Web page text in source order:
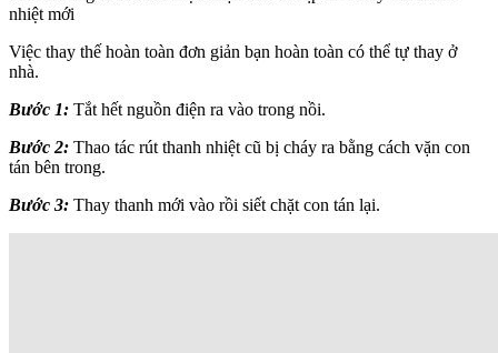
nhiệt mới
Việc thay thế hoàn toàn đơn giản bạn hoàn toàn có thể tự thay ở
nhà.
Bước 1: Tắt hết nguồn điện ra vào trong nồi.
Bước 2: Thao tác rút thanh nhiệt cũ bị cháy ra bằng cách vặn con
tán bên trong.
Bước 3: Thay thanh mới vào rồi siết chặt con tán lại.